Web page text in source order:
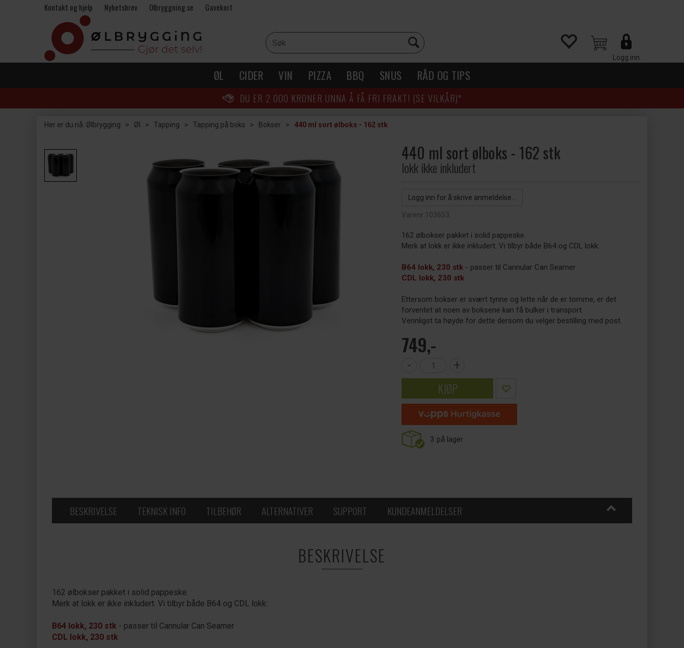
Kontakt og hjelp Nyhetsbrev Olbryggning.se Gavekort
Logg inn
ØL CIDER VIN PIZZA BBQ SNUS RÅD OG TIPS
DU ER 2 000 KRONER UNNA Å FÅ FRI FRAKT! (SE VILKÅR)*
Her er du nå: Ølbrygging > Øl > Tapping > Tapping på boks > Bokser > 440 ml sort ølboks - 162 stk
440 ml sort ølboks - 162 stk
lokk ikke inkludert
Logg inn for å skrive anmeldelse...
Varenr:103653
162 ølbokser pakket i solid pappeske.
Merk at lokk er ikke inkludert. Vi tilbyr både B64 og CDL lokk:
B64 lokk, 230 stk - passer til Cannular Can Seamer
CDL lokk, 230 stk
Ettersom bokser er svært tynne og lette når de er tomme, er det
forventet at noen av boksene kan få bulker i transport.
Vennligst ta høyde for dette dersom du velger bestilling med post.
749,-
- +
KJØP
3 på lager
BESKRIVELSE TEKNISK INFO TILBEHØR ALTERNATIVER SUPPORT KUNDEANMELDELSER
BESKRIVELSE
162 ølbokser pakket i solid pappeske.
Merk at lokk er ikke inkludert. Vi tilbyr både B64 og CDL lokk:
B64 lokk, 230 stk - passer til Cannular Can Seamer
CDL lokk, 230 stk